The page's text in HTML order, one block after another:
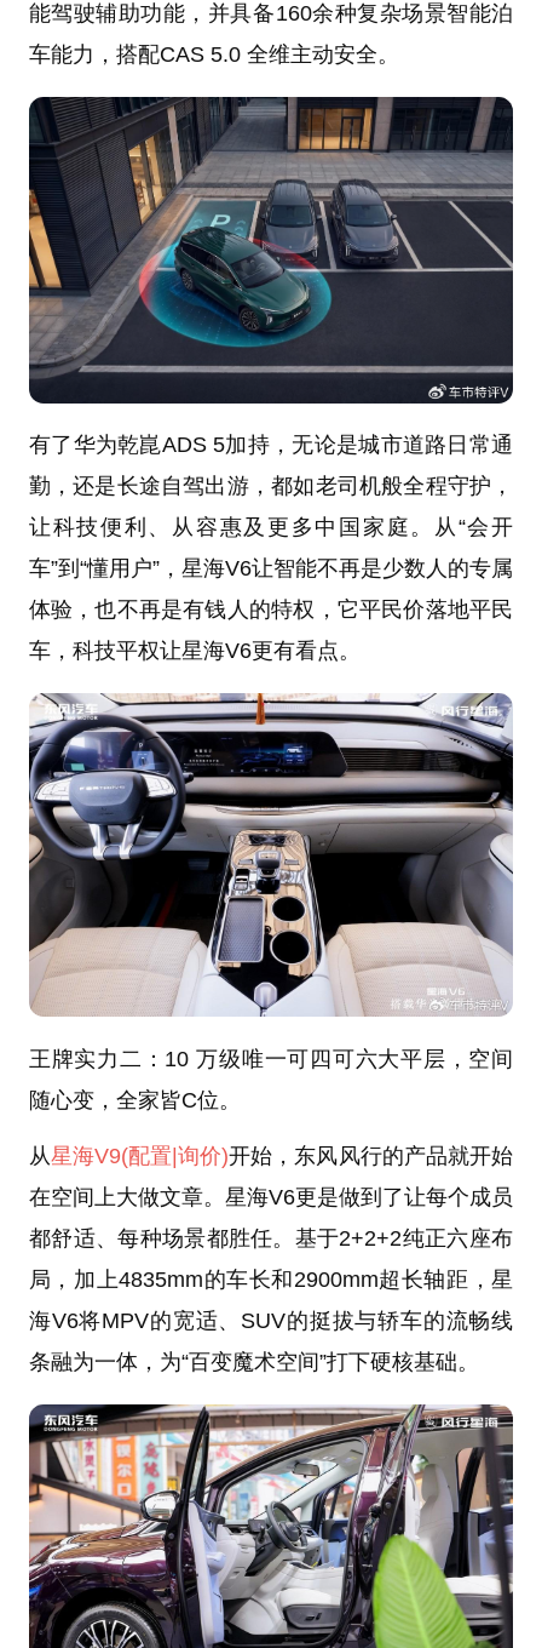
能驾驶辅助功能，并具备160余种复杂场景智能泊
车能力，搭配CAS 5.0 全维主动安全。
有了华为乾崑ADS 5加持，无论是城市道路日常通
勤，还是长途自驾出游，都如老司机般全程守护，
让科技便利、从容惠及更多中国家庭。从“会开
车”到“懂用户”，星海V6让智能不再是少数人的专属
体验，也不再是有钱人的特权，它平民价落地平民
车，科技平权让星海V6更有看点。
王牌实力二：10 万级唯一可四可六大平层，空间
随心变，全家皆C位。
从星海V9(配置 |询价)开始，东风风行的产品就开始
在空间上大做文章。星海V6更是做到了让每个成员
都舒适、每种场景都胜任。基于2+2+2纯正六座布
局，加上4835mm的车长和2900mm超长轴距，星
海V6将MPV的宽适、SUV的挺拔与轿车的流畅线
条融为一体，为“百变魔术空间”打下硬核基础。